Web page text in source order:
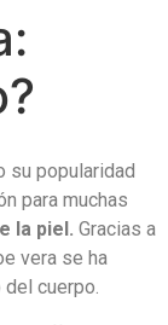
su popularidad
para muchas
la piel. Gracias a
vera se ha
cuerpo.